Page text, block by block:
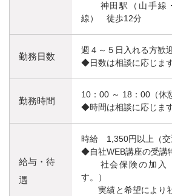
神田駅（山手線
線） 徒歩12分
勤務日数
週４～５日入れる方歓
◆日数は相談に応じます
勤務時間
10：00 ～ 18：00（休
◆時間は相談に応じます
給与・待
遇
時給 1,350円以上（交
◆自社WEB講座の受講
社会保険の加入（
す。）
実績と希望により社